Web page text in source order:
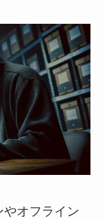
オフライン